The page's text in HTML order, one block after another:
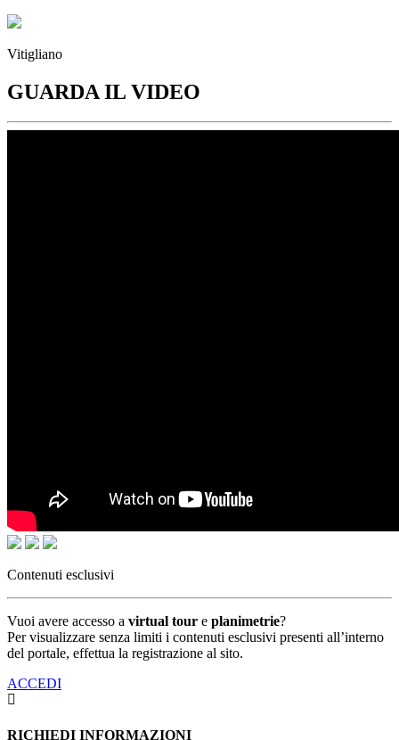
Vitigliano
GUARDA IL VIDEO
Contenuti esclusivi
Vuoi avere accesso a virtual tour e planimetrie?
Per visualizzare senza limiti i contenuti esclusivi presenti all’interno
del portale, effettua la registrazione al sito.
ACCEDI
RICHIEDI INFORMAZIONI